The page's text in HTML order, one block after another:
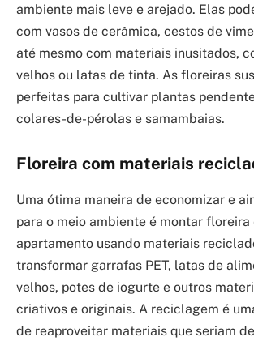
ambiente mais leve e arejado. Elas
com vasos de cerâmica, cestos de
até mesmo com materiais inusitados,
velhos ou latas de tinta. As floreiras
perfeitas para cultivar plantas
colares-de-pérolas e samambaias.
Floreira com materiais
Uma ótima maneira de economizar e
para o meio ambiente é montar floreira
apartamento usando materiais
transformar garrafas PET, latas de
velhos, potes de iogurte e outros
criativos e originais. A reciclagem é
de reaproveitar materiais que seriam